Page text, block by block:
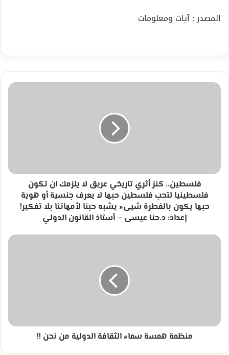
المصدر : آيات ومعلومات
فلسطين..
تكون
فلسطينيا
لتحب
فلسطين
يعرف
يشبه
فلسطين.. كنز أثري تاريخي عريق لا يلزمك ان تكون
فلسطينيا لتحب فلسطين حبها لا يعرف جنسية أو هوية
حبها يكون بالفطرة شيىء يشبه حبنا لأمهاتنا بلا تفكير!
إعداد: د.حنا عيسى – أستاذ القانون الدولي
منظمة
منظمة همسة سماء الثقافة الدولية من نحن !!